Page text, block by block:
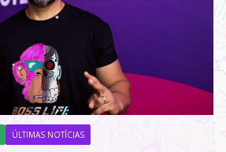
ÚLTIMAS NOTÍCIAS